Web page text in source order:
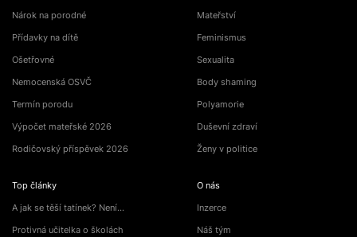
Nárok na porodné
Přídavky na dítě
Ošetřovné
Nemocenská OSVČ
Termín porodu
Výpočet mateřské 2026
Rodičovský příspěvek 2026
Top články
A jak se těší tatínek? Není…
Protivná učitelka o školách
Mateřství
Feminismus
Sexualita
Body shaming
Polyamorie
Duševní zdraví
Ženy v politice
O nás
Inzerce
Náš tým